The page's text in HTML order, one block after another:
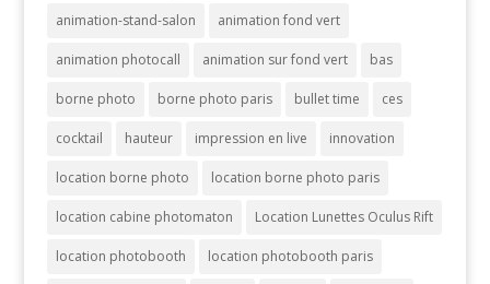
animation-stand-salon animation fond vert
animation photocall animation sur fond vert bas
borne photo borne photo paris bullet time ces
cocktail hauteur impression en live innovation
location borne photo location borne photo paris
location cabine photomaton Location Lunettes Oculus Rift
location photobooth location photobooth paris